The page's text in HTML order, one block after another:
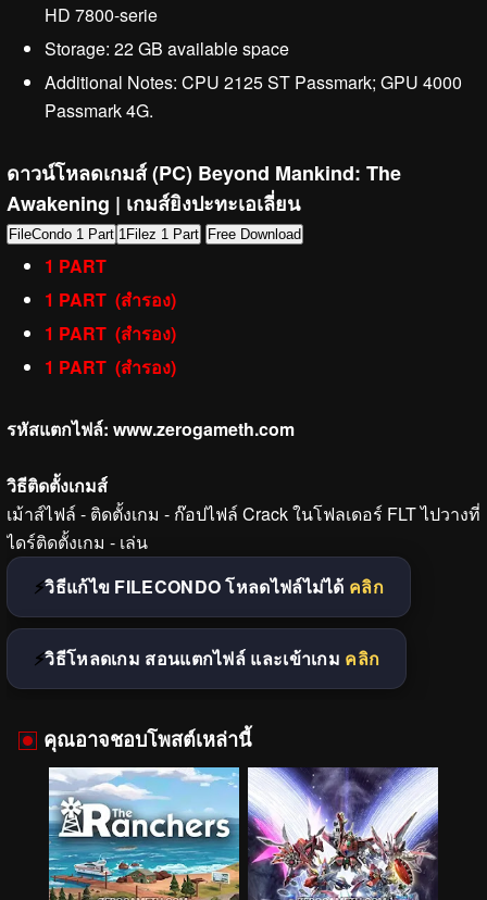
HD 7800-serie
Storage: 22 GB available space
Additional Notes: CPU 2125 ST Passmark; GPU 4000
Passmark 4G.
ดาวน์โหลดเกมส์ (PC) Beyond Mankind: The
Awakening | เกมส์ยิงปะทะเอเลี่ยน
FileCondo 1 Part 1Filez 1 Part Free Download
1 PART
1 PART (สำรอง)
1 PART (สำรอง)
1 PART (สำรอง)
รหัสแตกไฟล์: www.zerogameth.com
วิธีติดตั้งเกมส์
เม้าส์ไฟล์ - ติดตั้งเกม - ก๊อปไฟล์ Crack ในโฟลเดอร์ FLT ไปวางที่
ไดร์ติดตั้งเกม - เล่น
วิธีแก้ไข FILECONDO โหลดไฟล์ไม่ได้ คลิก
วิธีโหลดเกม สอนแตกไฟล์ และเข้าเกม คลิก
คุณอาจชอบโพสต์เหล่านี้